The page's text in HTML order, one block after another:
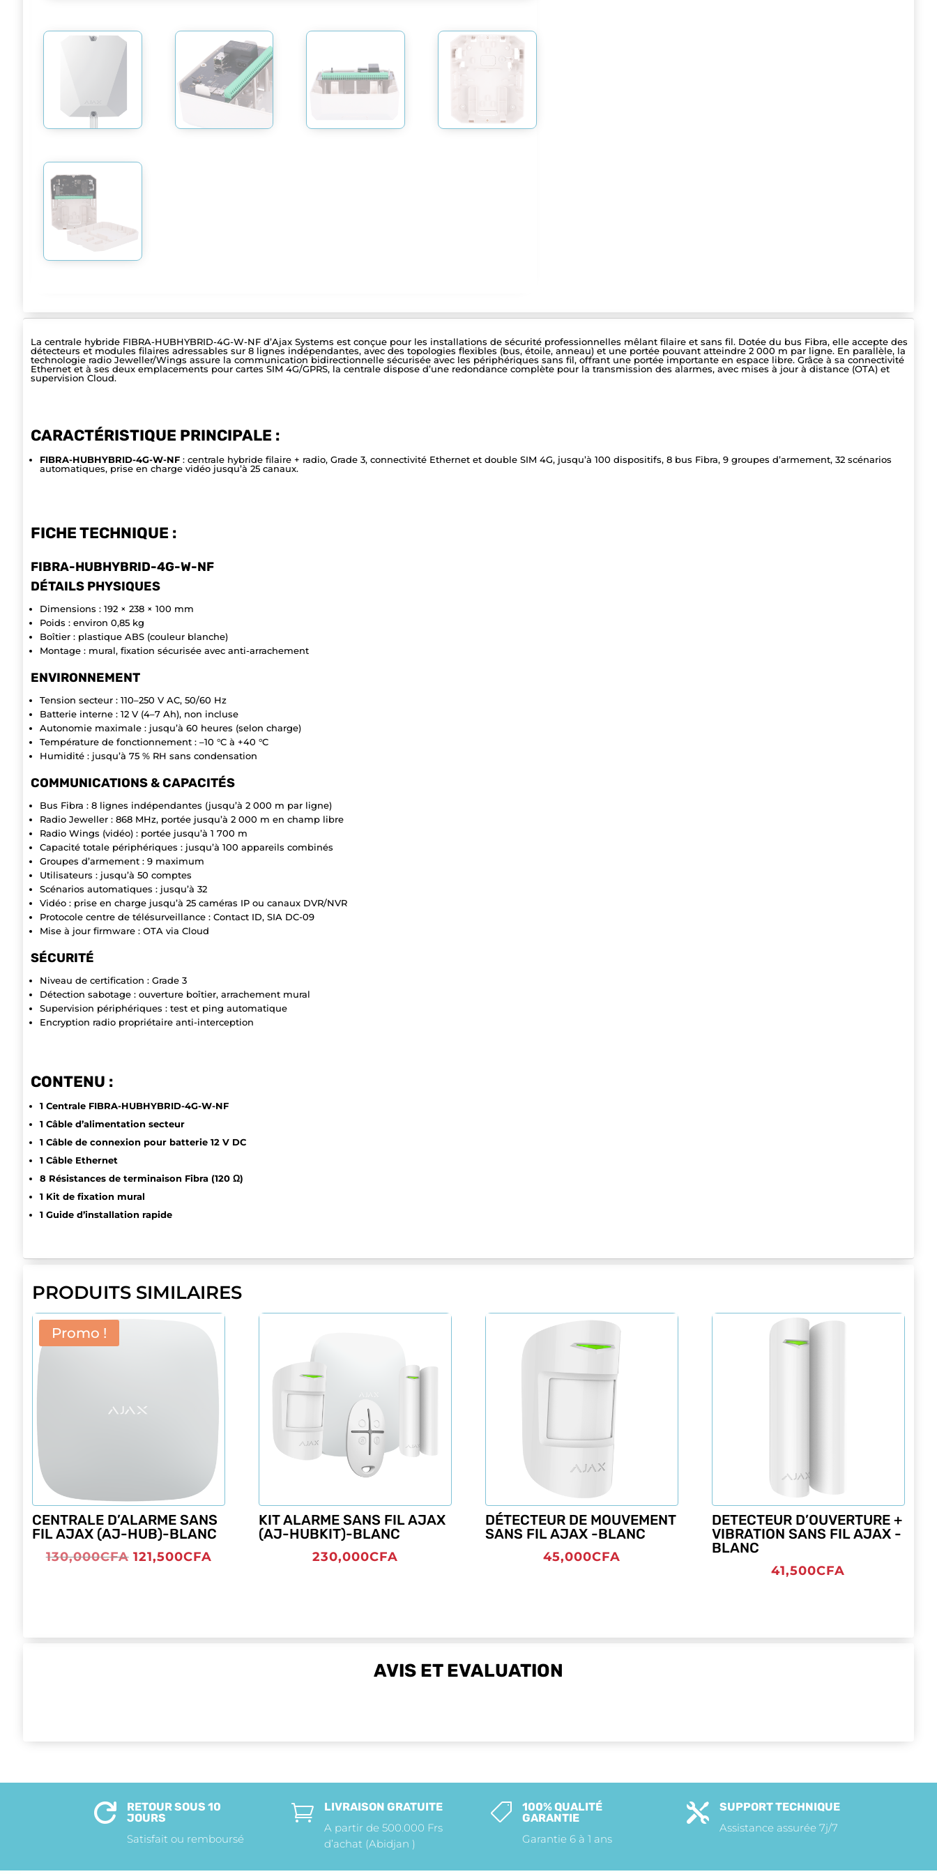
La centrale hybride FIBRA-HUBHYBRID-4G-W-NF d’Ajax Systems est conçue pour les installations de sécurité professionnelles mêlant filaire et sans fil. Dotée du bus Fibra, elle accepte des
détecteurs et modules filaires adressables sur 8 lignes indépendantes, avec des topologies flexibles (bus, étoile, anneau) et une portée pouvant atteindre 2 000 m par ligne. En parallèle, la
technologie radio Jeweller/Wings assure la communication bidirectionnelle sécurisée avec les périphériques sans fil, offrant une portée importante en espace libre. Grâce à sa connectivité
Ethernet et à ses deux emplacements pour cartes SIM 4G/GPRS, la centrale dispose d’une redondance complète pour la transmission des alarmes, avec mises à jour à distance (OTA) et
supervision Cloud.
CARACTÉRISTIQUE PRINCIPALE :
FIBRA-HUBHYBRID-4G-W-NF : centrale hybride filaire + radio, Grade 3, connectivité Ethernet et double SIM 4G, jusqu’à 100 dispositifs, 8 bus Fibra, 9 groupes d’armement, 32 scénarios
automatiques, prise en charge vidéo jusqu’à 25 canaux.
FICHE TECHNIQUE :
FIBRA-HUBHYBRID-4G-W-NF
DÉTAILS PHYSIQUES
Dimensions : 192 × 238 × 100 mm
Poids : environ 0,85 kg
Boîtier : plastique ABS (couleur blanche)
Montage : mural, fixation sécurisée avec anti-arrachement
ENVIRONNEMENT
Tension secteur : 110–250 V AC, 50/60 Hz
Batterie interne : 12 V (4–7 Ah), non incluse
Autonomie maximale : jusqu’à 60 heures (selon charge)
Température de fonctionnement : –10 °C à +40 °C
Humidité : jusqu’à 75 % RH sans condensation
COMMUNICATIONS & CAPACITÉS
Bus Fibra : 8 lignes indépendantes (jusqu’à 2 000 m par ligne)
Radio Jeweller : 868 MHz, portée jusqu’à 2 000 m en champ libre
Radio Wings (vidéo) : portée jusqu’à 1 700 m
Capacité totale périphériques : jusqu’à 100 appareils combinés
Groupes d’armement : 9 maximum
Utilisateurs : jusqu’à 50 comptes
Scénarios automatiques : jusqu’à 32
Vidéo : prise en charge jusqu’à 25 caméras IP ou canaux DVR/NVR
Protocole centre de télésurveillance : Contact ID, SIA DC-09
Mise à jour firmware : OTA via Cloud
SÉCURITÉ
Niveau de certification : Grade 3
Détection sabotage : ouverture boîtier, arrachement mural
Supervision périphériques : test et ping automatique
Encryption radio propriétaire anti-interception
CONTENU :
1 Centrale FIBRA-HUBHYBRID-4G-W-NF
1 Câble d’alimentation secteur
1 Câble de connexion pour batterie 12 V DC
1 Câble Ethernet
8 Résistances de terminaison Fibra (120 Ω)
1 Kit de fixation mural
1 Guide d’installation rapide
PRODUITS SIMILAIRES
Promo !
CENTRALE D’ALARME SANS
FIL AJAX (AJ-HUB)-BLANC
130,000CFA Le
121,500CFALe
KIT ALARME SANS FIL AJAX
(AJ-HUBKIT)-BLANC
230,000CFA
DÉTECTEUR DE MOUVEMENT
SANS FIL AJAX -BLANC
45,000CFA
DETECTEUR D’OUVERTURE +
VIBRATION SANS FIL AJAX -
BLANC
41,500CFA
AVIS ET EVALUATION

RETOUR SOUS 10
JOURS
Satisfait ou remboursé

LIVRAISON GRATUITE
A partir de 500.000 Frs
d’achat (Abidjan )

100% QUALITÉ
GARANTIE
Garantie 6 à 1 ans

SUPPORT TECHNIQUE
Assistance assurée 7j/7